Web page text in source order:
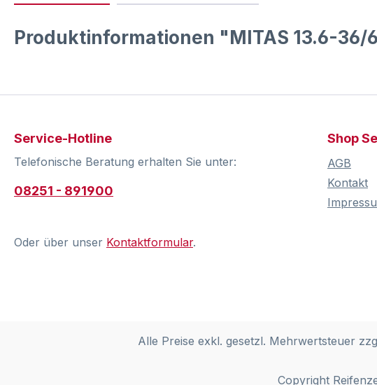
Produktinformationen "MITAS 13.6-36/
Service-Hotline
Telefonische Beratung erhalten Sie unter:
08251 - 891900
Oder über unser Kontaktformular.
Shop
AGB
Kontakt
Alle Preise exkl. gesetzl. Mehrwertsteuer
Copyright